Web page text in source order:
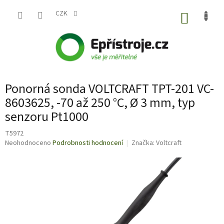
CZK
Ponorná sonda VOLTCRAFT TPT-201 VC-
8603625, -70 až 250 °C, Ø 3 mm, typ
senzoru Pt1000
T5972
Průměrné
Neohodnoceno Podrobnosti hodnocení Značka: Voltcraft